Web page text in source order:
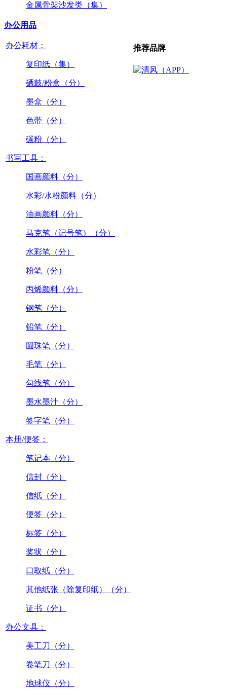
金属骨架沙发类（集）
办公用品
办公耗材：
复印纸（集）
硒鼓/粉盒（分）
墨盒（分）
色带（分）
碳粉（分）
书写工具：
国画颜料（分）
水彩/水粉颜料（分）
油画颜料（分）
马克笔（记号笔）（分）
水彩笔（分）
粉笔（分）
丙烯颜料（分）
钢笔（分）
铅笔（分）
圆珠笔（分）
毛笔（分）
勾线笔（分）
墨水墨汁（分）
签字笔（分）
本册/便签：
笔记本（分）
信封（分）
信纸（分）
便签（分）
标签（分）
奖状（分）
口取纸（分）
其他纸张（除复印纸）（分）
证书（分）
办公文具：
美工刀（分）
卷笔刀（分）
地球仪（分）
推荐品牌